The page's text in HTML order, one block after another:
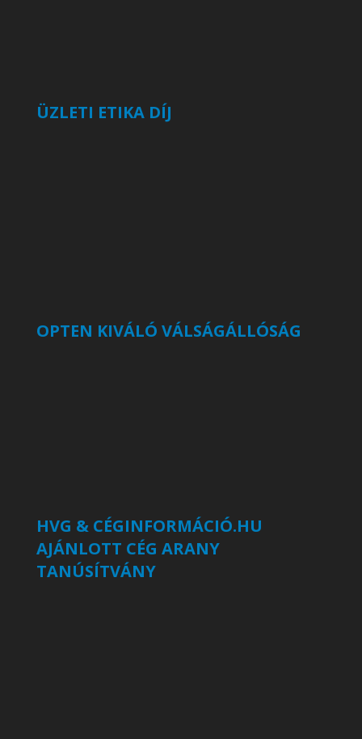
ÜZLETI ETIKA DÍJ
OPTEN KIVÁLÓ VÁLSÁGÁLLÓSÁG
HVG & CÉGINFORMÁCIÓ.HU
AJÁNLOTT CÉG ARANY
TANÚSÍTVÁNY